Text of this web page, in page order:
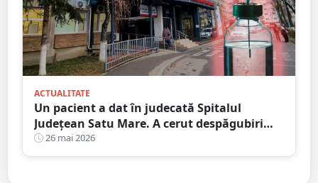
ACTUALITATE
Un pacient a dat în judecată Spitalul
Județean Satu Mare. A cerut despăgubiri
mari, dar a uitat un detaliu vital
26 mai 2026